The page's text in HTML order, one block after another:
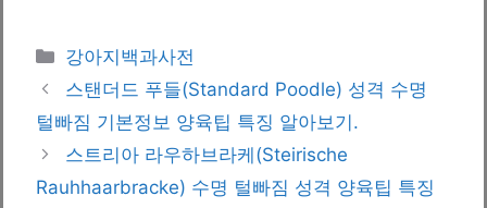
카
테
리
강아지백과사전
스탠더드 푸들(Standard Poodle) 성격 수명
털빠짐 기본정보 양육팁 특징 알아보기.
스트리아 라우하브라케(Steirische
Rauhhaarbracke) 수명 털빠짐 성격 양육팁 특징